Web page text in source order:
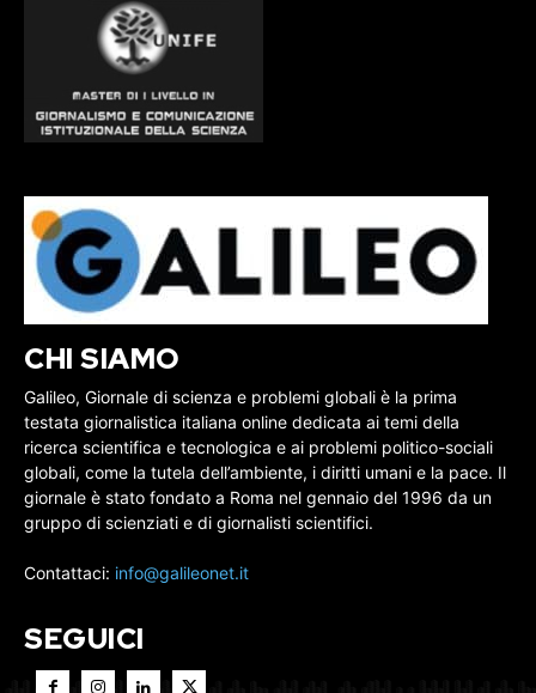
CHI SIAMO
Galileo, Giornale di scienza e problemi globali è la prima
testata giornalistica italiana online dedicata ai temi della
ricerca scientifica e tecnologica e ai problemi politico-sociali
globali, come la tutela dell’ambiente, i diritti umani e la pace. Il
giornale è stato fondato a Roma nel gennaio del 1996 da un
gruppo di scienziati e di giornalisti scientifici.
Contattaci: info@galileonet.it
SEGUICI